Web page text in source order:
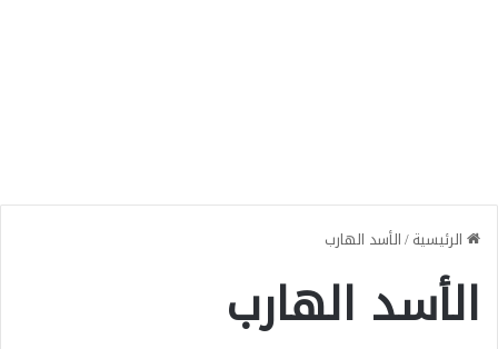
الرئيسية/الأسد الهارب
الأسد الهارب